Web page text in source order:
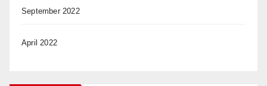
September 2022
April 2022